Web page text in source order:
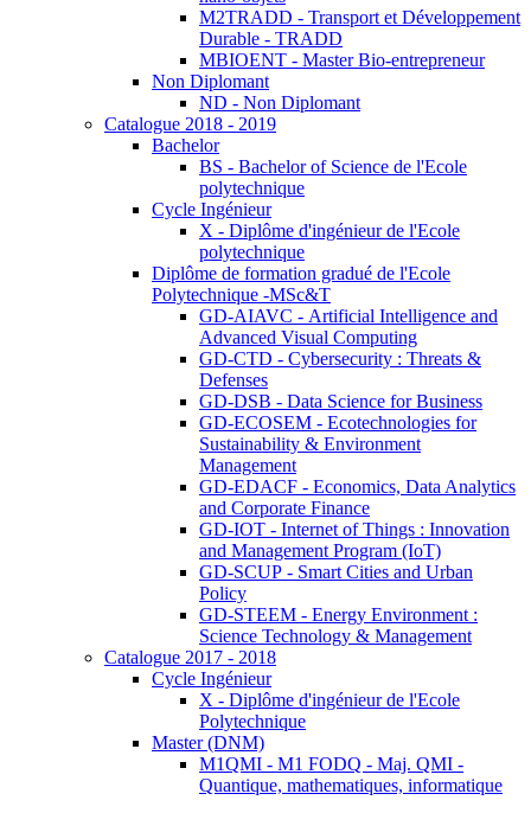
M2TRADD - Transport et Développement
Durable - TRADD
MBIOENT - Master Bio-entrepreneur
Non Diplomant
ND - Non Diplomant
Catalogue 2018 - 2019
Bachelor
BS - Bachelor of Science de l'Ecole
polytechnique
Cycle Ingénieur
X - Diplôme d'ingénieur de l'Ecole
polytechnique
Diplôme de formation gradué de l'Ecole
Polytechnique -MSc&T
GD-AIAVC - Artificial Intelligence and
Advanced Visual Computing
GD-CTD - Cybersecurity : Threats &
Defenses
GD-DSB - Data Science for Business
GD-ECOSEM - Ecotechnologies for
Sustainability & Environment
Management
GD-EDACF - Economics, Data Analytics
and Corporate Finance
GD-IOT - Internet of Things : Innovation
and Management Program (IoT)
GD-SCUP - Smart Cities and Urban
Policy
GD-STEEM - Energy Environment :
Science Technology & Management
Catalogue 2017 - 2018
Cycle Ingénieur
X - Diplôme d'ingénieur de l'Ecole
Polytechnique
Master (DNM)
M1QMI - M1 FODQ - Maj. QMI -
Quantique, mathematiques, informatique